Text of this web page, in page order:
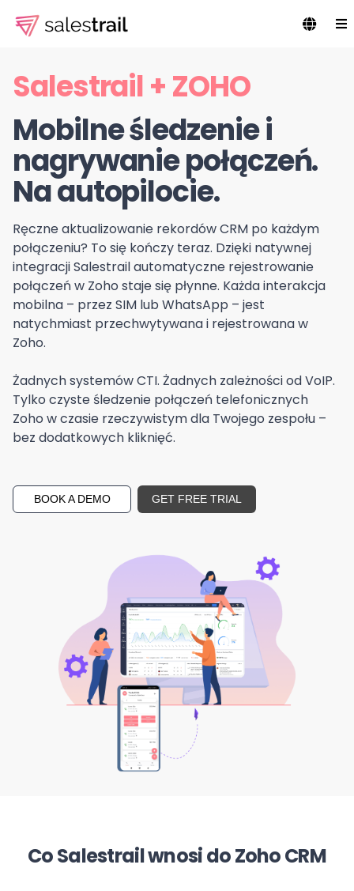
Salestrail + ZOHO
Mobilne śledzenie i
nagrywanie połączeń.
Na autopilocie.
Ręczne aktualizowanie rekordów CRM po każdym
połączeniu? To się kończy teraz. Dzięki natywnej
integracji Salestrail automatyczne rejestrowanie
połączeń w Zoho staje się płynne. Każda interakcja
mobilna – przez SIM lub WhatsApp – jest
natychmiast przechwytywana i rejestrowana w
Zoho.
Żadnych systemów CTI. Żadnych zależności od VoIP.
Tylko czyste śledzenie połączeń telefonicznych
Zoho w czasie rzeczywistym dla Twojego zespołu –
bez dodatkowych kliknięć.
BOOK A DEMO GET FREE TRIAL
Co Salestrail wnosi do Zoho CRM